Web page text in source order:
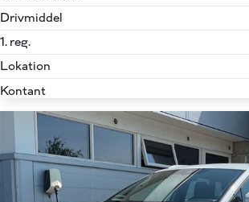
Drivmiddel
1. reg.
Lokation
Kontant